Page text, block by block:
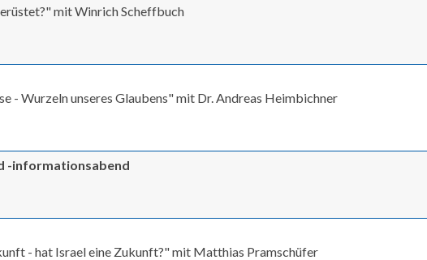
mit Winrich Scheffbuch
- Wurzeln unseres Glaubens" mit Dr. Andreas Heimbichner
-informationsabend
- hat Israel eine Zukunft?" mit Matthias Pramschüfer